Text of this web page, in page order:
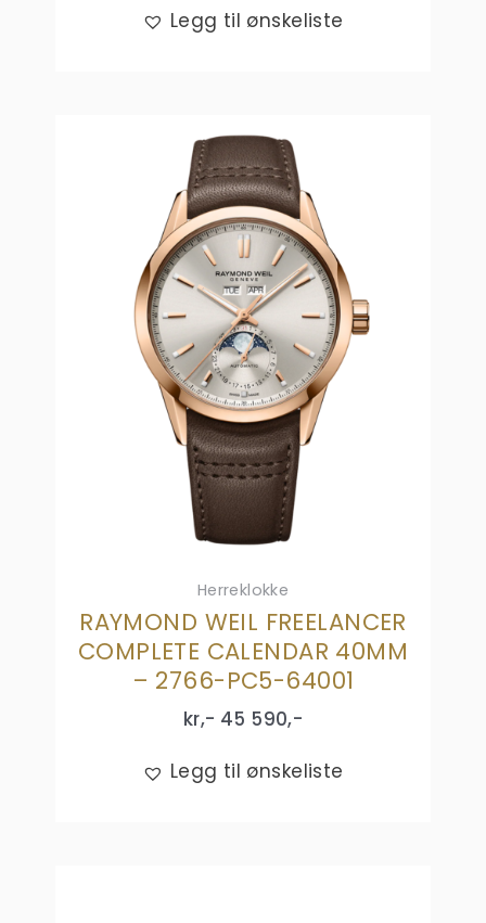
Legg til ønskeliste
Herreklokke
RAYMOND WEIL FREELANCER
COMPLETE CALENDAR 40MM
– 2766-PC5-64001
kr,- 45 590,-
Legg til ønskeliste